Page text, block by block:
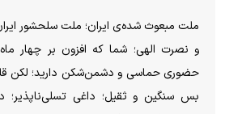
ملت مبعوث شده‌ی ایران؛ ملت سلحشور
و نصرت الهی؛ شما که افزون بر چهار
حضوری حماسی و دشمن‌شکن دارید؛ لکن
بس سنگین و ثقیل؛ داغی تسلی‌ناپذیر؛